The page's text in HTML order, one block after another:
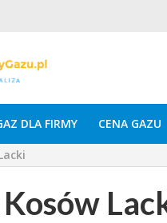
DLA FIRMY CENA GAZU